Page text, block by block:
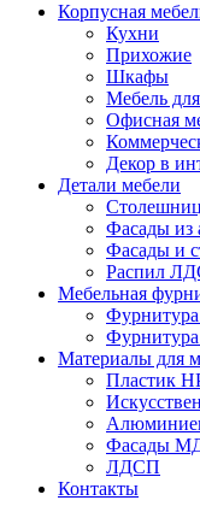
Корпусная
Кухни
Прихожие
Шкафы
Мебель
Офисная
Декор в
Детали мебели
Фасады из
Фасады и
Распил
Мебельная
Материалы для
Пластик
Фасады
ЛДСП
Контакты